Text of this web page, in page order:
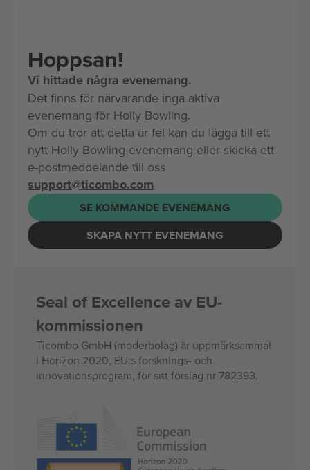
Hoppsan!
Vi hittade några evenemang.
Det finns för närvarande inga aktiva
evenemang för Holly Bowling.
Om du tror att detta är fel kan du lägga till ett
nytt Holly Bowling-evenemang eller skicka ett
e-postmeddelande till oss
support@ticombo.com
SE KOMMANDE EVENEMANG
SKAPA NYTT EVENEMANG
Seal of Excellence av EU-
kommissionen
Ticombo GmbH (moderbolag) är uppmärksammat
i Horizon 2020, EU:s forsknings- och
innovationsprogram, för sitt förslag nr 782393.